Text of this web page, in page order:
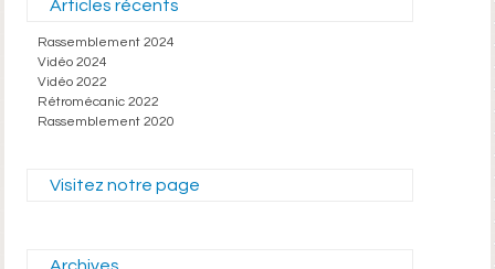
Articles récents
Rassemblement 2024
Vidéo 2024
Vidéo 2022
Rétromécanic 2022
Rassemblement 2020
Visitez notre page